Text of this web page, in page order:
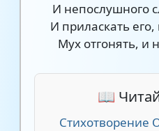
И непослушного
И приласкать
Мух отгонять, и
📖
Стихотворение